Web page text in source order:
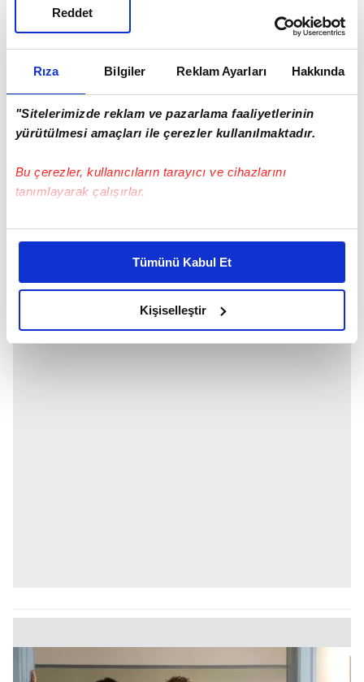
Rıza Bilgiler Reklam Ayarları Hakkında
"Sitelerimizde reklam ve pazarlama faaliyetlerinin
yürütülmesi amaçları ile çerezler kullanılmaktadır.
Bu çerezler, kullanıcıların tarayıcı ve cihazlarını
tanımlayarak çalışırlar.
Bu çerezlere izin vermeniz halinde sizlere özel
daha iyi reklam deneyimi yaşatabiliriz. Bunu yaparken
amacımızın size daha iyi bir reklam deneyimi sunmak
olduğunu ve sizlere en iyi içerikleri sunabilmek adına
elimizden gelen çabayı gösterdiğimizi ve bu noktada,
reklamların maliyetlerimizi karşılamak noktasında tek gelir
reklam/pazarlama faaliyetlerinin yapılması, amaçlarıyla
Çerezlere ilişkin tercihlerinizi aşağıda yer alan panel
Tümünü Kabul Et
Kişiselleştir
Reddet